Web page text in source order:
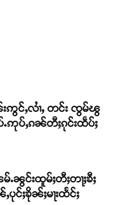
းဢွင်ႇလၢႆႇ တင်း ၸွမ်ၽွ
ႉဢုပ်ႇၵၼ်တီႈၵုင်းထဵပ်ႈ
ႉၼွင်းထူမ်ႈတီႈတႃႈၶီႈ
င်ႈၶိုၼ်ႈမႃးထႅင်ႈ